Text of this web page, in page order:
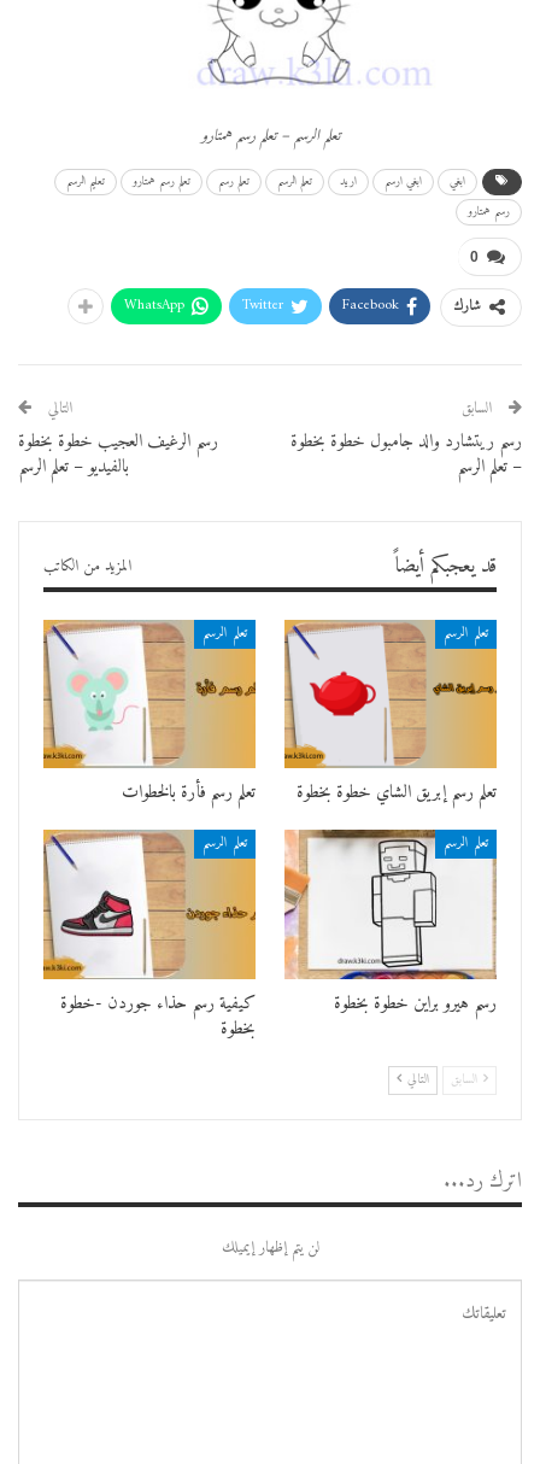
تعلم الرسم – تعلم رسم همتارو
ابغي ابغي ارسم اريد تعلم الرسم تعلم رسم تعلم رسم همتارو
تعليم الرسم
رسم همتارو
0
شارك Facebook
Twitter
WhatsApp
السابق
رسم ريتشارد والد جامبول خطوة بخطوة
– تعلم الرسم
التالي
رسم الرغيف العجيب خطوة بخطوة
بالفيديو – تعلم الرسم
قد يعجبكم أيضاً المزيد من الكاتب
تعلم الرسم
تعلم رسم إبريق الشاي خطوة بخطوة
تعلم الرسم
تعلم رسم فأرة بالخطوات
تعلم الرسم
رسم هيرو براين خطوة بخطوة
تعلم الرسم
كيفية رسم حذاء جوردن -خطوة
بخطوة
السابق التالي
اترك رد...
لن يتم إظهار إيميلك